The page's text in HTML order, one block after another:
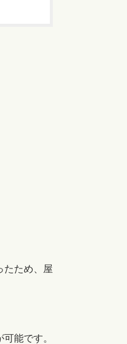
たため、屋
能です。